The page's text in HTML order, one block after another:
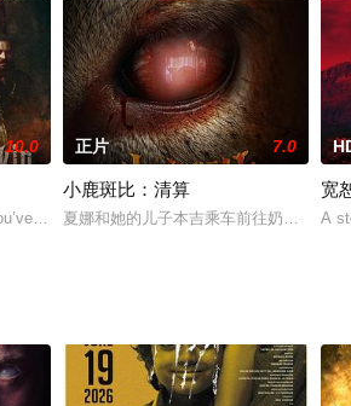
的他日渐疏忽女友Helen（周丽淇）。Helen是
10.0
never seen it before. When
正片 7.0
小鹿斑比：清算
夏娜和她的儿子本吉乘车前往奶奶家过
宽
A